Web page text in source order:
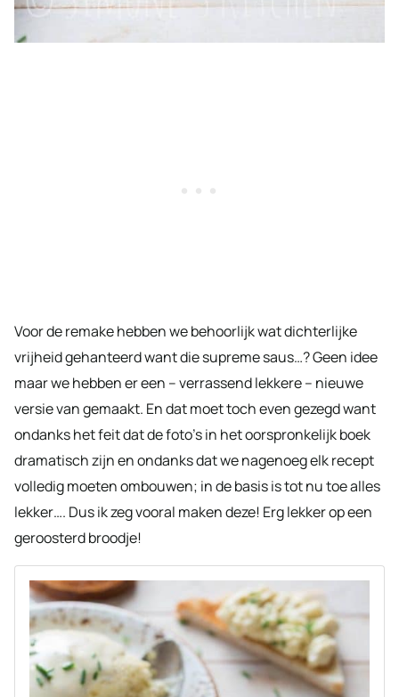
Voor de remake hebben we behoorlijk wat dichterlijke
vrijheid gehanteerd want die supreme saus…? Geen idee
maar we hebben er een – verrassend lekkere – nieuwe
versie van gemaakt. En dat moet toch even gezegd want
ondanks het feit dat de foto’s in het oorspronkelijk boek
dramatisch zijn en ondanks dat we nagenoeg elk recept
volledig moeten ombouwen; in de basis is tot nu toe alles
lekker…. Dus ik zeg vooral maken deze! Erg lekker op een
geroosterd broodje!